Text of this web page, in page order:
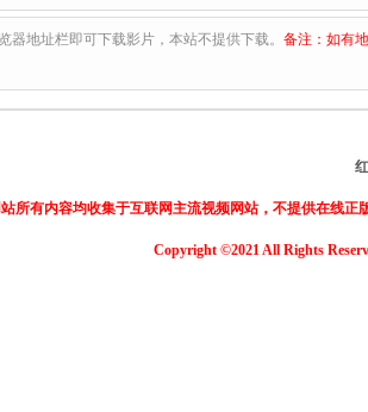
器地址栏即可下载影片，本站不提供下载。 备注：如有
所有内容均收集于互联网主流视频网站，不提供在线
Copyright ©2021 All Rights